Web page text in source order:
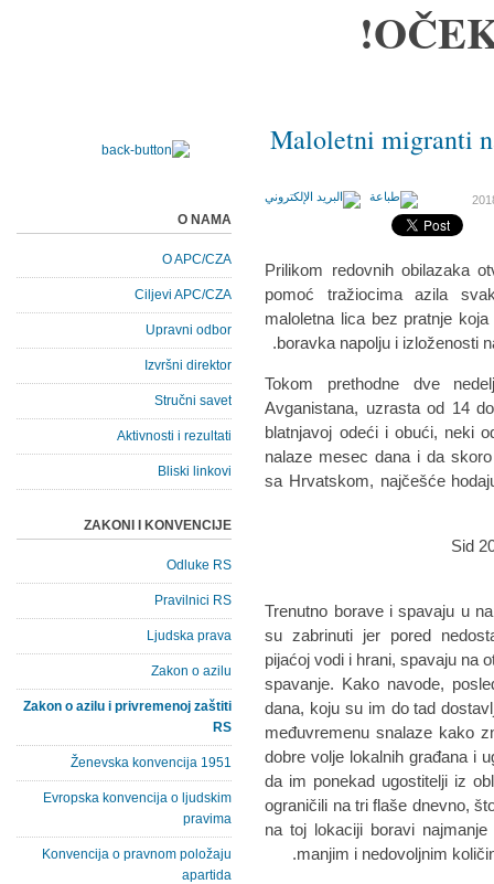
Maloletni migranti
Prilikom redovnih obilazaka
pomoć tražiocima azila
maloletna lica bez pratnje
boravka napolju i izloženosti
Tokom prethodne dve
Avganistana, uzrasta od 14
blatnjavoj odeći i obući, neki
nalaze mesec dana i da
sa Hrvatskom, najčešće
Trenutno borave i spavaju u
su zabrinuti jer pored
pijaćoj vodi i hrani, spavaju na
spavanje. Kako navode,
dana, koju su im do tad
međuvremenu snalaze kako
dobre volje lokalnih građana i
da im ponekad ugostitelji iz
ograničili na tri flaše dnevno,
na toj lokaciji boravi
manjim i nedovoljnim
O NAMA
O APC/CZA
Ciljevi APC/CZA
Upravni odbor
Izvršni direktor
Stručni savet
Aktivnosti i rezultati
Bliski linkovi
ZAKONI I KONVENCIJE
Odluke RS
Pravilnici RS
Ljudska prava
Zakon o azilu
Zakon o azilu i privremenoj zaštiti
RS
Ženevska konvencija 1951
Evropska konvencija o ljudskim
pravima
Konvencija o pravnom položaju
apartida